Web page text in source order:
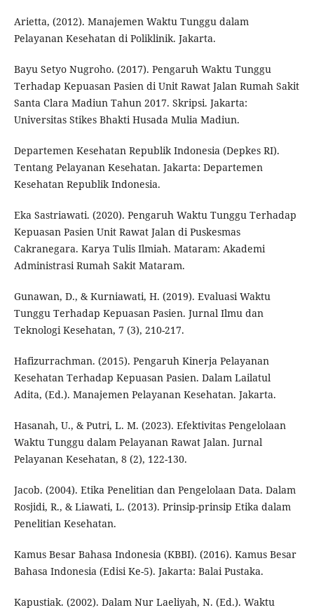
Arietta, (2012). Manajemen Waktu Tunggu dalam
Pelayanan Kesehatan di Poliklinik. Jakarta.
Bayu Setyo Nugroho. (2017). Pengaruh Waktu Tunggu
Terhadap Kepuasan Pasien di Unit Rawat Jalan Rumah Sakit
Santa Clara Madiun Tahun 2017. Skripsi. Jakarta:
Universitas Stikes Bhakti Husada Mulia Madiun.
Departemen Kesehatan Republik Indonesia (Depkes RI).
Tentang Pelayanan Kesehatan. Jakarta: Departemen
Kesehatan Republik Indonesia.
Eka Sastriawati. (2020). Pengaruh Waktu Tunggu Terhadap
Kepuasan Pasien Unit Rawat Jalan di Puskesmas
Cakranegara. Karya Tulis Ilmiah. Mataram: Akademi
Administrasi Rumah Sakit Mataram.
Gunawan, D., & Kurniawati, H. (2019). Evaluasi Waktu
Tunggu Terhadap Kepuasan Pasien. Jurnal Ilmu dan
Teknologi Kesehatan, 7 (3), 210-217.
Hafizurrachman. (2015). Pengaruh Kinerja Pelayanan
Kesehatan Terhadap Kepuasan Pasien. Dalam Lailatul
Adita, (Ed.). Manajemen Pelayanan Kesehatan. Jakarta.
Hasanah, U., & Putri, L. M. (2023). Efektivitas Pengelolaan
Waktu Tunggu dalam Pelayanan Rawat Jalan. Jurnal
Pelayanan Kesehatan, 8 (2), 122-130.
Jacob. (2004). Etika Penelitian dan Pengelolaan Data. Dalam
Rosjidi, R., & Liawati, L. (2013). Prinsip-prinsip Etika dalam
Penelitian Kesehatan.
Kamus Besar Bahasa Indonesia (KBBI). (2016). Kamus Besar
Bahasa Indonesia (Edisi Ke-5). Jakarta: Balai Pustaka.
Kapustiak. (2002). Dalam Nur Laeliyah, N. (Ed.). Waktu